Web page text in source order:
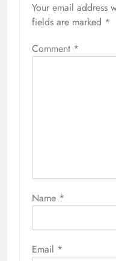
Your email address
fields are marked *
Comment *
Name *
Email *